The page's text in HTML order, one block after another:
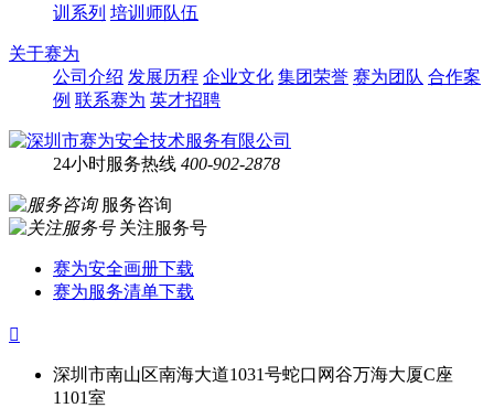
训系列 培训师队伍
关于赛为
公司介绍 发展历程 企业文化 集团荣誉 赛为团队 合作案
例 联系赛为 英才招聘
24小时服务热线 400-902-2878
服务咨询
关注服务号
赛为安全画册下载
赛为服务清单下载

深圳市南山区南海大道1031号蛇口网谷万海大厦C座
1101室